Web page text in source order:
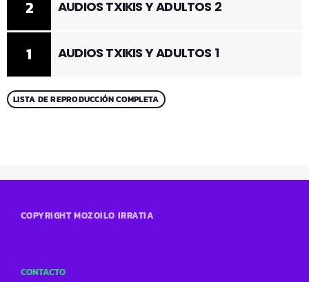
1 AUDIOS TXIKIS Y ADULTOS 1
2 AUDIOS TXIKIS Y ADULTOS 2
LISTA DE REPRODUCCIÓN COMPLETA
COPYRIGHT MOZOILO IRRATIA
CONTACTO